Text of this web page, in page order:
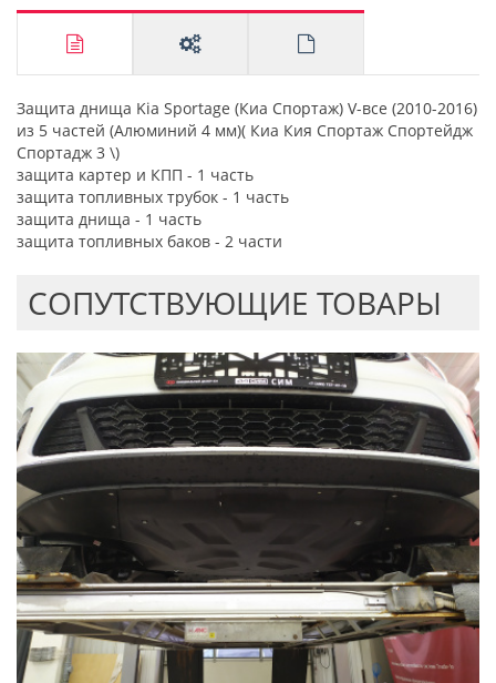
Защита днища Kia Sportage (Киа Спортаж) V-все (2010-2016)
из 5 частей (Алюминий 4 мм)( Киа Кия Спортаж Спортейдж
Спортадж 3 \)
защита картер и КПП - 1 часть
защита топливных трубок - 1 часть
защита днища - 1 часть
защита топливных баков - 2 части
CОПУТСТВУЮЩИЕ ТОВАРЫ